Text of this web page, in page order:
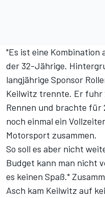
"Es ist eine Kombination
der 32-Jährige.
langjährige Sponsor
Keilwitz trennte. Er fuhr
Rennen und brachte für
noch einmal ein
Motorsport zusammen.
So soll es aber nicht
Budget kann man nicht
es keinen Spaß."
Asch kam Keilwitz auf